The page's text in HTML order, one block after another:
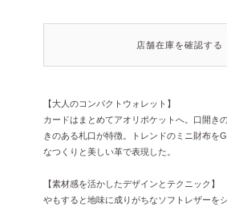
店舗在庫を確認する
【大人のコンパクトウォレット】
カードはまとめてアオリポケットへ。口開き
きのある札口が特徴。トレンドのミニ財布を
なつくりと美しい革で表現した。
【素材感を活かしたデザインとテクニック】
やもすると地味に成りがちなソフトレザーを